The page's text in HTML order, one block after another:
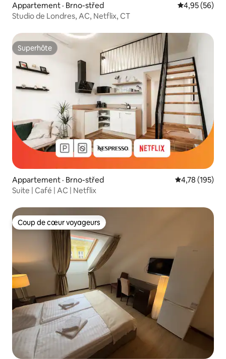
Appartement · Brno-střed Note
4,95 (56)
Studio de Londres, AC, Netflix, CT
Superhôte
Superhôte
Appartement · Brno-střed Note
4,78 (195)
Suite | Café | AC | Netflix
Coup de cœur voyageurs
Coup de cœur voyageurs